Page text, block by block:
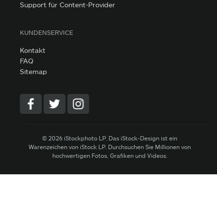
Support für Content-Provider
KUNDENSERVICE
Kontakt
FAQ
Sitemap
© 2026 iStockphoto LP. Das iStock-Design ist ein
Warenzeichen von iStock LP. Durchsuchen Sie Millionen von
hochwertigen Fotos, Grafiken und Videos.